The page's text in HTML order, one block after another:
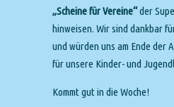
„Scheine für Vereine“der
hinweisen. Wir sind dankbar
und würden uns am Ende der
für unsere Kinder- und
Kommt gut in die Woche!